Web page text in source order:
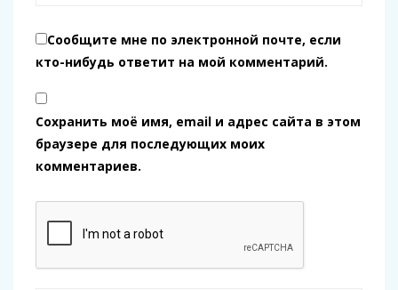
Сообщите мне по электронной почте, если
кто-нибудь ответит на мой комментарий.
Сохранить моё имя, email и адрес сайта в этом
браузере для последующих моих
комментариев.